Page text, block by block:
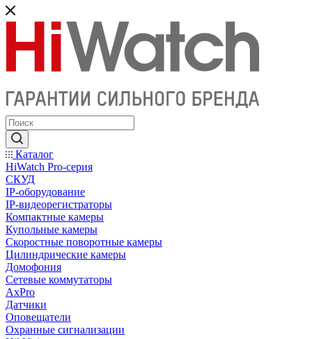
Каталог
HiWatch Pro-серия
CКУД
IP-оборудование
IP-видеорегистраторы
Компактные камеры
Купольные камеры
Скоростные поворотные камеры
Цилиндрические камеры
Домофония
Сетевые коммутаторы
AxPro
Датчики
Оповещатели
Охранные сигнализации